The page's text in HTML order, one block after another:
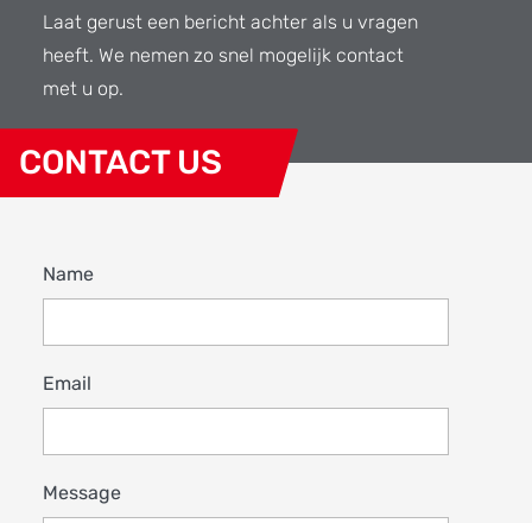
Laat gerust een bericht achter als u vragen
heeft. We nemen zo snel mogelijk contact
met u op.
CONTACT US
Name
Email
Message